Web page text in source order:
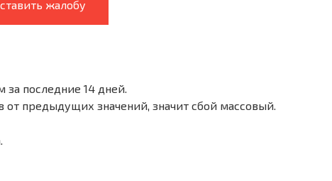
жалобу
последние 14 дней.
предыдущих значений, значит сбой массовый.